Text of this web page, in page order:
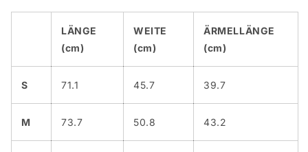
LÄNGE
(cm)
WEITE
(cm)
ÄRMELLÄNGE
(cm)
S 71.1 45.7 39.7
M 73.7 50.8 43.2